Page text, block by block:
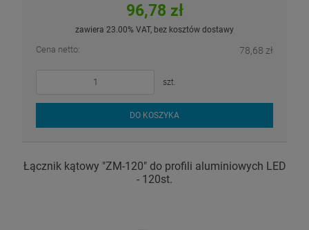
96,78 zł
zawiera 23.00% VAT, bez kosztów dostawy
Cena netto: 78,68 zł
szt.
DO KOSZYKA
Łącznik kątowy "ZM-120" do profili aluminiowych LED
- 120st.